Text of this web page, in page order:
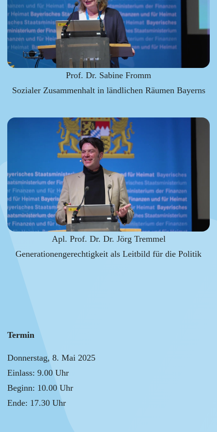
Prof. Dr. Sabine Fromm
Sozialer Zusammenhalt in ländlichen Räumen Bayerns
Apl. Prof. Dr. Dr. Jörg Tremmel
Generationengerechtigkeit als Leitbild für die Politik
Termin
Donnerstag, 8. Mai 2025
Einlass: 9.00 Uhr
Beginn: 10.00 Uhr
Ende: 17.30 Uhr